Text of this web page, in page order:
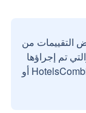
التقييمات من
تم إجراؤها
بواسطة مستخدمين حقيقيين مع HotelsCombined أو